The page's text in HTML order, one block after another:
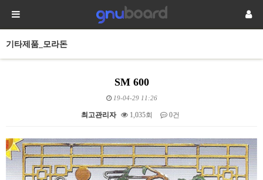
기타제품_모라돈
SM 600
19-04-29 11:26
최고관리자 1,035회 0건
본문